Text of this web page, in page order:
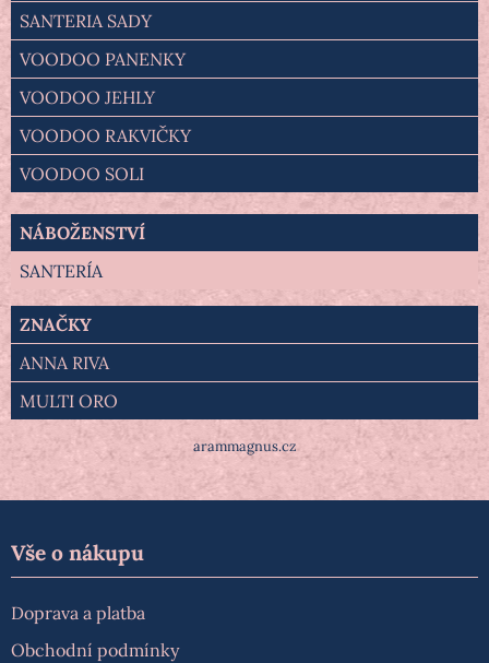
SANTERIA SADY
VOODOO PANENKY
VOODOO JEHLY
VOODOO RAKVIČKY
VOODOO SOLI
NÁBOŽENSTVÍ
SANTERÍA
ZNAČKY
ANNA RIVA
MULTI ORO
arammagnus.cz
Vše o nákupu
Doprava a platba
Obchodní podmínky